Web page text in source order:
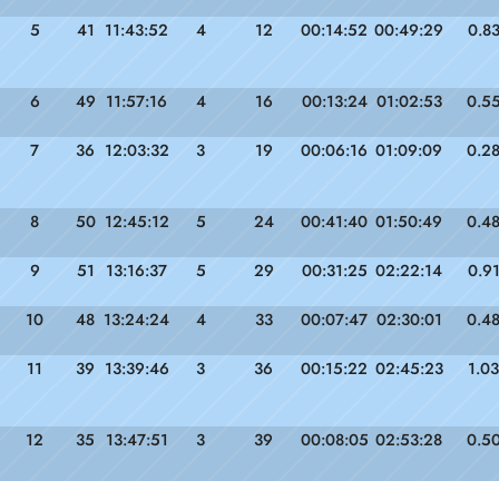
5 41 11:43:52 4 12 00:14:52 00:49:29 0.83
6 49 11:57:16 4 16 00:13:24 01:02:53
7 36 12:03:32 3 19 00:06:16 01:09:09 0.28
8 50 12:45:12 5 24 00:41:40 01:50:49 0.48
9 51 13:16:37 5 29 00:31:25 02:22:14 0.91
10 48 13:24:24 4 33 00:07:47 02:30:01 0.48
11 39 13:39:46 3 36 00:15:22 02:45:23 1.03
12 35 13:47:51 3 39 00:08:05 02:53:28